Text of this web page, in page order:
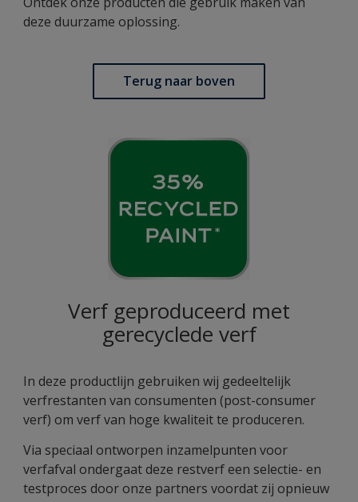
deze duurzame oplossing.
Terug naar boven
Verf geproduceerd met
gerecyclede verf
In deze productlijn gebruiken wij gedeeltelijk
verfrestanten van consumenten (post-consumer
verf) om verf van hoge kwaliteit te produceren.
Via speciaal ontworpen inzamelpunten voor
verfafval ondergaat deze restverf een selectie- en
testproces door onze partners voordat zij opnieuw